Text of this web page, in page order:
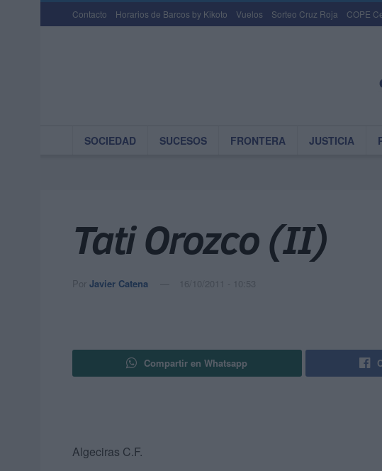
Contacto Horarios de Barcos by Kikoto Vuelos Sorteo Cruz Roja COPE
SOCIEDAD SUCESOS FRONTERA JUSTICIA
Tati Orozco (II)
Por Javier Catena 16/10/2011 - 10:53
Compartir en Whatsapp
Algeciras C.F.